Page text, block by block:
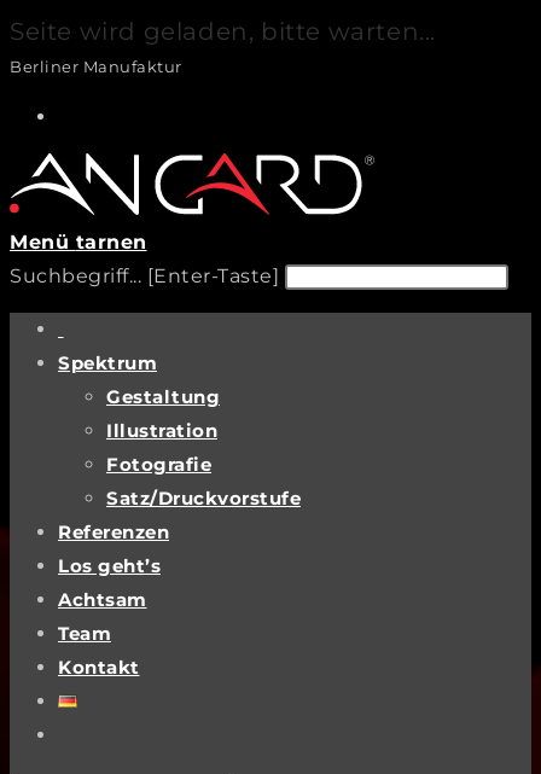
Seite wird geladen, bitte warten...
Zum
Berliner Manufaktur
Menü tarnen
Diese
Website
durchsuchen
Suchbegriff... [Enter-Taste]
Spektrum
Gestaltung
Illustration
Fotografie
Satz/Druckvorstufe
Referenzen
Los geht’s
Achtsam
Team
Kontakt